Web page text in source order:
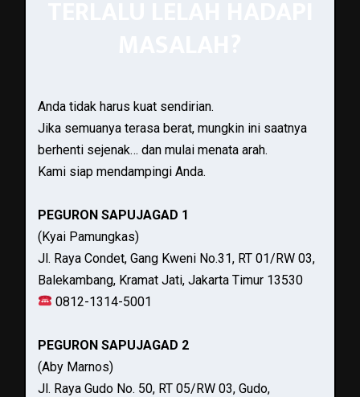
Anda tidak harus kuat sendirian.
Jika semuanya terasa berat, mungkin ini saatnya
berhenti sejenak… dan mulai menata arah.
Kami siap mendampingi Anda.
PEGURON SAPUJAGAD 1
(Kyai Pamungkas)
Jl. Raya Condet, Gang Kweni No.31, RT 01/RW 03,
Balekambang, Kramat Jati, Jakarta Timur 13530
0812-1314-5001
PEGURON SAPUJAGAD 2
(Aby Marnos)
Jl. Raya Gudo No. 50, RT 05/RW 03, Gudo,